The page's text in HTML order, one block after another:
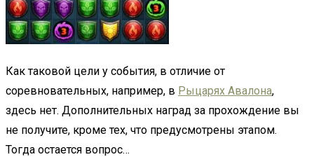
Как таковой цели у события, в отличие от
соревновательных, например, в Рыцарях Авалона,
здесь нет. Дополнительных наград за прохождение вы
не получите, кроме тех, что предусмотрены этапом.
Тогда остается вопрос…